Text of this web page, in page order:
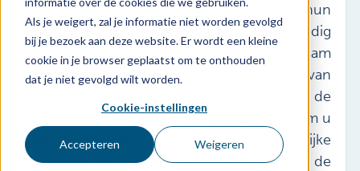
Als je weigert, zal je informatie niet worden gevolgd
bij je bezoek aan deze website. Er wordt een kleine
cookie in je browser geplaatst om te onthouden
dat je niet gevolgd wilt worden.
Cookie-instellingen
Accepteren Weigeren
Schade melden
Afspraak maken
0318 - 544 044
Nieuws
Veel aankomende huisartsen zullen na hun
opleiding uiteindelijk als zelfstandig
ondernemer in een eigen praktijk werkzaam
zijn. Toch komen de zakelijke aspecten van
de medische beroepspraktijk tijdens de
opleiding slechts zeer beperkt aan bod. Om u
goed voor te bereiden op uw zakelijke
toekomst als huisarts hebben wij een op de